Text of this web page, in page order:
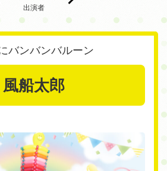
出演者
バンバンバルーン
風船太郎